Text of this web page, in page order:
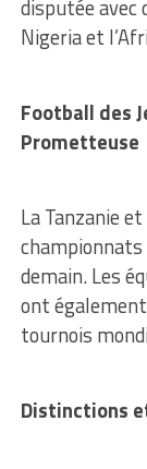
disputée
Nigeria et
Football des
Prometteuse
La Tanzanie
demain. Les
ont
tournois
Distinctions